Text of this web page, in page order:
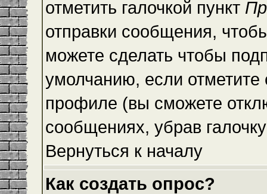
отметить галочкой пункт
отправки сообщения,
можете сделать чтобы
умолчанию, если
профиле (вы сможете
сообщениях, убрав
Вернуться к началу
Как создать опрос?